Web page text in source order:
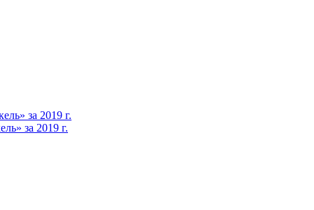
за 2019 г.
за 2019 г.